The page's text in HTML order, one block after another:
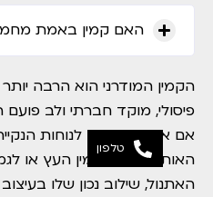
האם קמין באמת
הקמין המודרני הוא הרבה
פיסולי, מוקד חברתי ולב
אם אתם נמשכים לנוחות
האותנטית של קמין העץ או
האתנול, שילוב נכון שלו
טלפון